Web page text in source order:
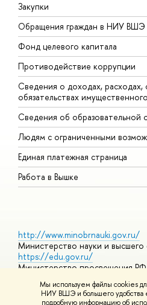
Мы используем файлы cookies
НИУ ВШЭ и большего удобства
подробную информацию об
Закупки
Обращения граждан в НИУ ВШЭ
Фонд целевого капитала
Противодействие коррупции
Сведения о доходах,
обязательствах
Сведения об образовательной
Людям с ограниченными
Единая платежная страница
Работа в Вышке
http://www.minobrnauki.gov.ru/
Министерство науки и высшего
https://edu.gov.ru/
Министерство просвещения РФ
https://elearning.hse.ru/mooc
Массовые открытые онлайн-